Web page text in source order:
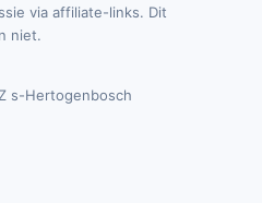
via affiliate-links. Dit
niet.
s-Hertogenbosch